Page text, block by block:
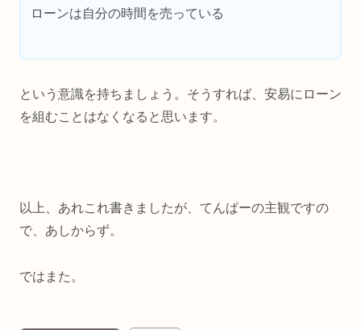
ローンは自分の時間を売っている
という意識を持ちましょう。そうすれば、安易にローン
を組むことはなくなると思います。
以上、あれこれ書きましたが、てんぱーの主観ですの
で、あしからず。
ではまた。